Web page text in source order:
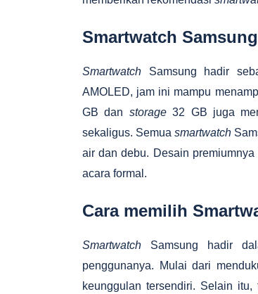
Smartwatch
Smartwatch Samsung hadir
AMOLED, jam ini mampu
GB dan storage32 GB juga
sekaligus. Semua smartwatch
air dan debu. Desain
acara formal.
Cara memilih
Smartwatch Samsung hadir
penggunanya. Mulai dari
keunggulan tersendiri. Selain